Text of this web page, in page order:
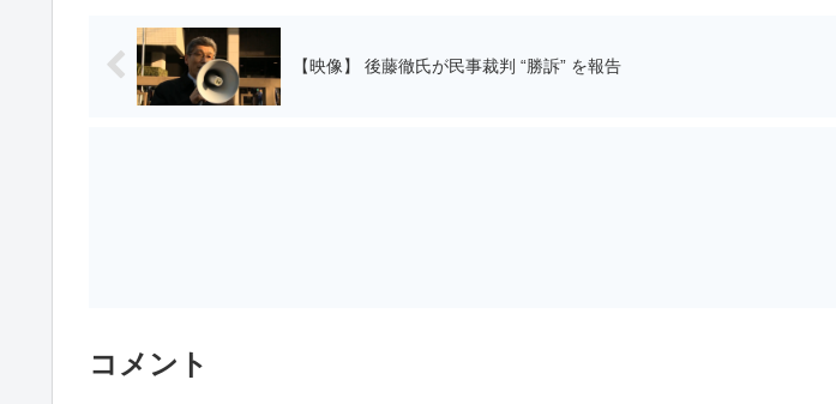
【映像】 後藤徹氏が民事裁判 “勝訴” を報告
コメント